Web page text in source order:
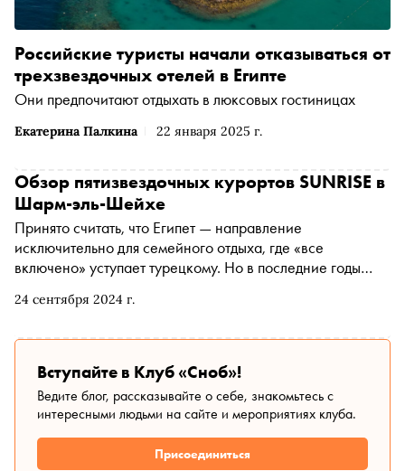
Екатерина Палкина 22 января 2025 г.
Российские туристы начали отказываться от
трехзвездочных отелей в Египте
Они предпочитают отдыхать в люксовых гостиницах
24 сентября 2024 г.
Обзор пятизвездочных курортов SUNRISE в
Шарм-эль-Шейхе
Принято считать, что Египет — направление
исключительно для семейного отдыха, где «все
включено» уступает турецкому. Но в последние годы
чтобы сломать этот стереотип. Отели, входящие в сеть
Белоснежные виллы на берегу Красного моря, частные
пляжи с красочными рифами, рестораны, в которых не
нужно платить, и ежедневные вечеринки — отели сети
SUNRISE в обзоре «Сноба».
Вступайте в Клуб «Сноб»!
Ведите блог, рассказывайте о себе, знакомьтесь с
интересными людьми на сайте и мероприятиях клуба.
Присоединиться